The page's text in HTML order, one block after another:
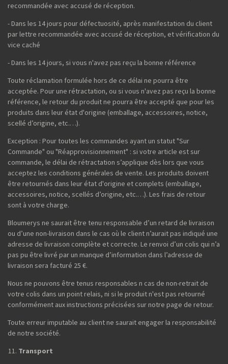
recommandée avec accusé de réception.
- Dans les 14 jours pour défectuosité, après manifestation du client
par lettre recommandée avec accusé de réception, et vérification du
vice caché
- Dans les 14 jours, si vous n'avez pas reçu la bonne référence
Toute réclamation formulée hors de ce délai ne pourra être
acceptée. Pour une rétractation, ou si vous n'avez pas reçu la bonne
référence, le retour du produit ne pourra être accepté que pour les
produits dans leur état d'origine (emballage, accessoires, notice,
scellé d’origine, etc.…).
Exception : Pour toutes les commandes ayant un statut "Sur
Commande" ou "Réapprovisionnement" : si votre article est sur
commande, le délai de rétractation s’applique dès lors que vous
acceptez les conditions générales de vente. Les produits doivent
être retournés dans leur état d'origine et complets (emballage,
accessoires, notice, scellés d’origine, etc.…). Les frais de retour
sont à votre charge.
Bloumerys ne saurait être tenu responsable d’un retard de livraison
ou d’une non-livraison dans le cas où le client n’aurait pas indiqué une
adresse de livraison complète et correcte. Le renvoi d’un colis qui n’a
pas pu être livré par un manque d’information dans l’adresse de
livraison sera facturé 25 €.
Nous ne pouvons être tenus responsables n cas de non-retrait de
votre colis dans un point relais, ni si le produit n'est pas retourné
conformément aux instructions précisées sur notre page de retour.
Toute erreur imputable au client ne saurait engager la responsabilité
de notre société.
Transport